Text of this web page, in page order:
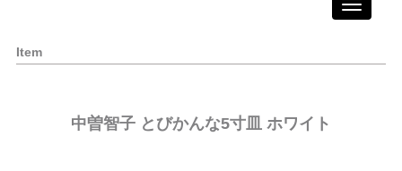
Toggle
Item
中曽智子 とびかんな5寸皿 ホワイト